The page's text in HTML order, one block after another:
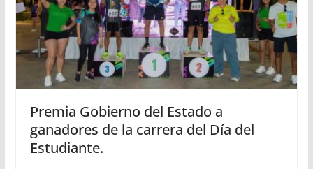
Premia Gobierno del Estado a
ganadores de la carrera del Día del
Estudiante.